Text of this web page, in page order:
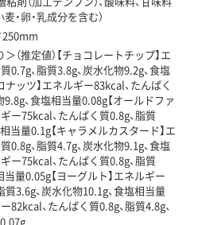
麦・卵・乳成分を含む）
（推定値）【チョコレートチップ】エ
0.7g、脂質3.8g、炭水化物9.2g、食塩
ッツ】エネルギー83kcal、たんぱく
9.8g、食塩相当量0.08g【オールドファ
ー75kcal、たんぱく質0.8g、脂質
当量0.1g【キャラメルカスタード】エ
0.8g、脂質4.7g、炭水化物9.1g、食塩
ー75kcal、たんぱく質0.8g、脂質
当量0.05g【ヨーグルト】エネルギー
質3.6g、炭水化物10.1g、食塩相当量
82kcal、たんぱく質0.8g、脂質4.8g、